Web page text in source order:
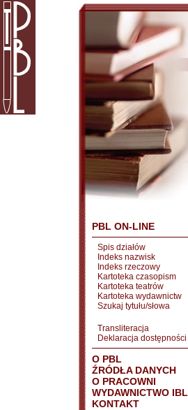
PBL ON-LINE
Spis działów
Indeks nazwisk
Indeks rzeczowy
Kartoteka czasopism
Kartoteka teatrów
Kartoteka wydawnictw
Szukaj tytułu/słowa
Transliteracja
Deklaracja dostępności
O PBL
ŹRÓDŁA DANYCH
O PRACOWNI
WYDAWNICTWO IBL
KONTAKT